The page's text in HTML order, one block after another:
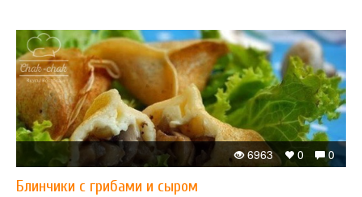
0
0
6963
Блинчики с грибами и сыром